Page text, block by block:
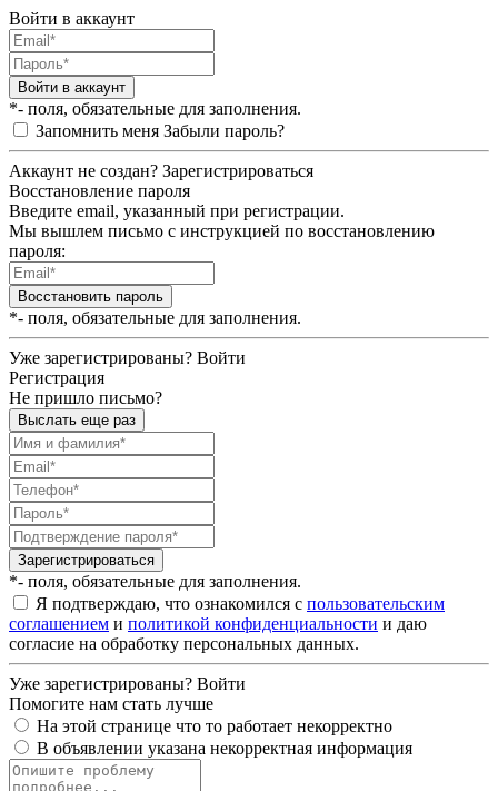
Войти в аккаунт
Войти в аккаунт
*- поля, обязательные для заполнения.
Запомнить меня Забыли пароль?
Аккаунт не создан? Зарегистрироваться
Восстановление пароля
Введите email, указанный при регистрации.
Мы вышлем письмо с инструкцией по восстановлению
пароля:
Восстановить пароль
*- поля, обязательные для заполнения.
Уже зарегистрированы? Войти
Регистрация
Не пришло письмо?
Выслать еще раз
Зарегистрироваться
*- поля, обязательные для заполнения.
Я подтверждаю, что ознакомился с пользовательским
соглашением и политикой конфиденциальности и даю
согласие на обработку персональных данных.
Уже зарегистрированы? Войти
Помогите нам стать лучше
На этой странице что то работает некорректно
В объявлении указана некорректная информация